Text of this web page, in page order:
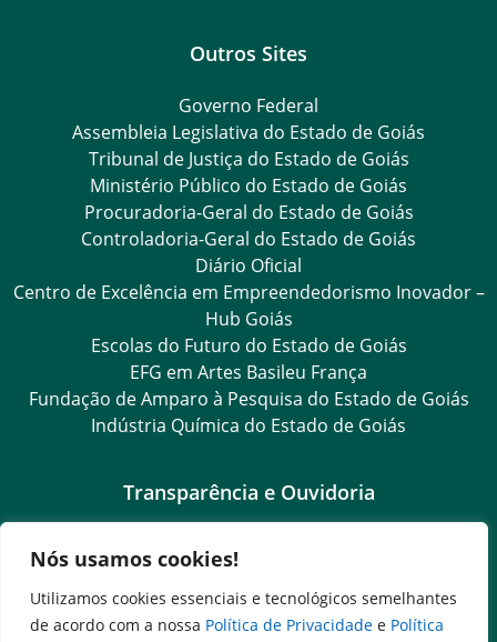
Nós usamos cookies!
Utilizamos cookies essenciais e tecnológicos semelhantes
de acordo com a nossa Política de Privacidade e Política
Outros Sites
Governo Federal
Assembleia Legislativa do Estado de Goiás
Tribunal de Justiça do Estado de Goiás
Ministério Público do Estado de Goiás
Procuradoria-Geral do Estado de Goiás
Controladoria-Geral do Estado de Goiás
Diário Oficial
Centro de Excelência em Empreendedorismo Inovador –
Hub Goiás
Escolas do Futuro do Estado de Goiás
EFG em Artes Basileu França
Fundação de Amparo à Pesquisa do Estado de Goiás
Indústria Química do Estado de Goiás
Transparência e Ouvidoria
Goiás Transparência
Dados Abertos Goiás
Ouvidoria Setorial